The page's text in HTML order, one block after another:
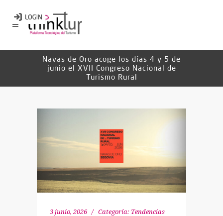
Navas de Oro acoge los días 4 y 5 de
junio el XVII Congreso Nacional de
Turismo Rural
3 junio, 2026 Categoría: Tendencias